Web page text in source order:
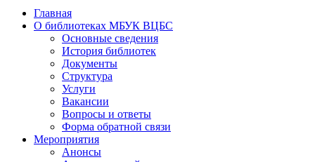
Главная
О библиотеках МБУК ВЦБС
Основные сведения
История библиотек
Документы
Структура
Услуги
Вакансии
Вопросы и ответы
Форма обратной связи
Мероприятия
Анонсы